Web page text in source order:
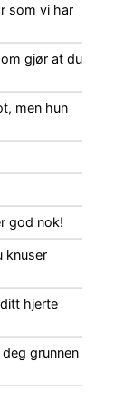
som vi har
gjør at du
men hun
god nok!
knuser
hjerte
grunnen